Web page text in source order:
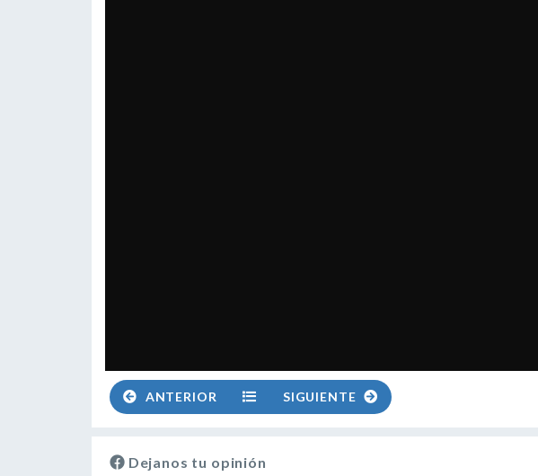
ANTERIOR SIGUIENTE
Dejanos tu opinión